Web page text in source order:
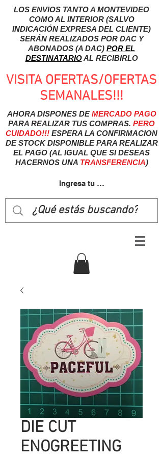
LOS ENVIOS TANTO A MONTEVIDEO
COMO AL INTERIOR (SALVO
INDICACIÓN EXPRESA DEL CLIENTE)
SERÁN REALIZADOS POR DAC Y
ABONADOS (A DAC) POR EL
DESTINATARIOAL RECIBIRLO
VISITA OFERTAS/OFERTAS
SEMANALES!!!
AHORA DISPONES DEMERCADO PAGO
PARA REALIZAR TUS COMPRAS. PERO
CUIDADO!!! ESPERA LA CONFIRMACION
DE STOCK DISPONIBLE PARA REALIZAR
EL PAGO (AL IGUAL QUE SI DESEAS
HACERNOS UNA TRANSFERENCIA)
Ingresa tu usuairo
DIE CUT
ENOGREETING